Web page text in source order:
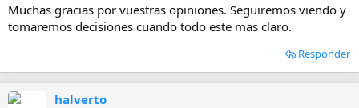
Muchas gracias por vuestras opiniones. Seguiremos viendo y
tomaremos decisiones cuando todo este mas claro.
Responder
halverto